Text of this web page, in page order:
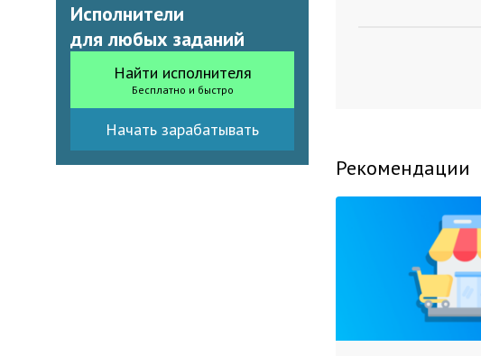
Исполнители
для любых заданий
Найти исполнителя
Бесплатно и быстро
Начать зарабатывать
Рекомендации